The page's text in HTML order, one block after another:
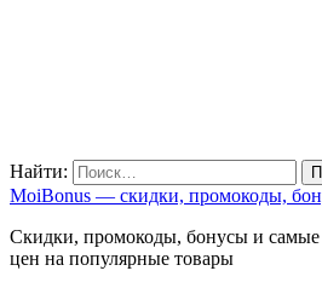
Найти:
MoiBonus — скидки, промокоды,
Скидки, промокоды, бонусы и
цен на популярные товары